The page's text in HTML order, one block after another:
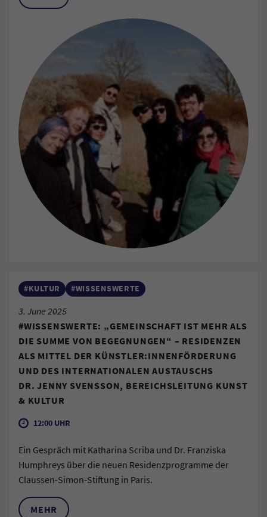
#KULTUR #WISSENSWERTE
3. June 2025
#WISSENSWERTE: „GEMEINSCHAFT IST MEHR ALS
DIE SUMME VON BEGEGNUNGEN“ – RESIDENZEN
ALS MITTEL DER KÜNSTLER:INNENFÖRDERUNG
UND DES INTERNATIONALEN AUSTAUSCHS
DR. JENNY SVENSSON, BEREICHSLEITUNG KUNST
& KULTUR
12:00 UHR
Ein Gespräch mit Katharina Scriba und Dr. Franziska
Humphreys über die neuen Residenzprogramme der
Claussen-Simon-Stiftung in Paris.
MEHR